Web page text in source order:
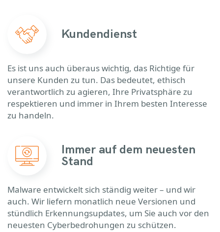
Kundendienst
Es ist uns auch überaus wichtig, das Richtige für
unsere Kunden zu tun. Das bedeutet, ethisch
verantwortlich zu agieren, Ihre Privatsphäre zu
respektieren und immer in Ihrem besten Interesse
zu handeln.
Immer auf dem neuesten
Stand
Malware entwickelt sich ständig weiter – und wir
auch. Wir liefern monatlich neue Versionen und
stündlich Erkennungsupdates, um Sie auch vor den
neuesten Cyberbedrohungen zu schützen.